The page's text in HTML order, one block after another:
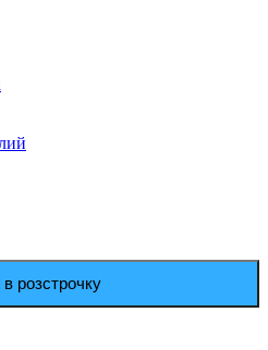
розстрочку